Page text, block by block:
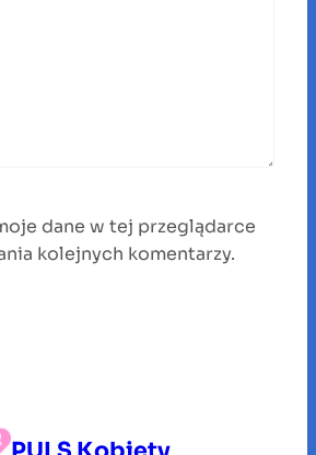
dane w tej przeglądarce
kolejnych komentarzy.